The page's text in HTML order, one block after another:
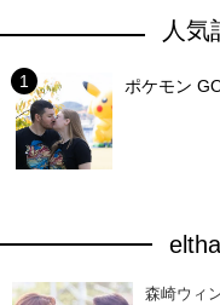
人気
ポケモン
森崎ウィ